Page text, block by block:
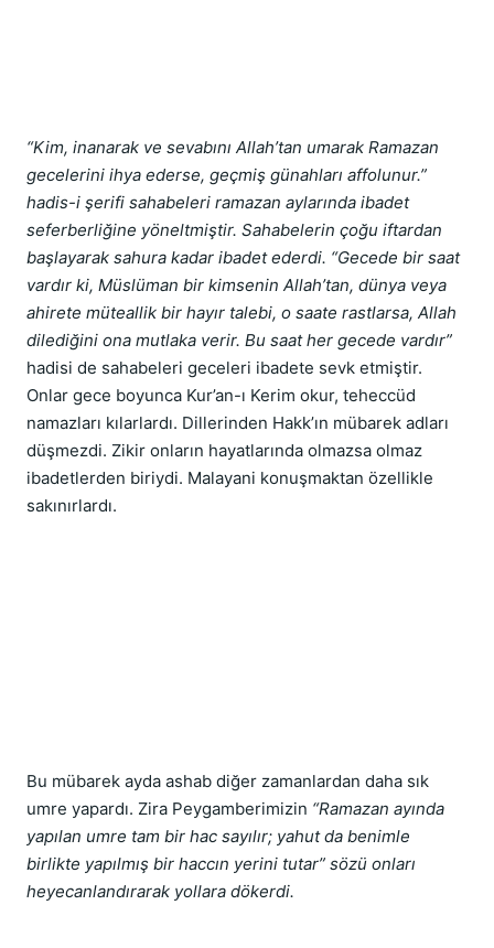
“Kim, inanarak ve sevabını Allah’tan umarak Ramazan
gecelerini ihya ederse, geçmiş günahları affolunur.”
hadis-i şerifi sahabeleri ramazan aylarında ibadet
seferberliğine yöneltmiştir. Sahabelerin çoğu iftardan
başlayarak sahura kadar ibadet ederdi. “Gecede bir saat
vardır ki, Müslüman bir kimsenin Allah’tan, dünya veya
ahirete müteallik bir hayır talebi, o saate rastlarsa, Allah
hadisi de sahabeleri geceleri ibadete sevk etmiştir.
Onlar gece boyunca Kur’an-ı Kerim okur, teheccüd
namazları kılarlardı. Dillerinden Hakk’ın mübarek adları
düşmezdi. Zikir onların hayatlarında olmazsa olmaz
ibadetlerden biriydi. Malayani konuşmaktan özellikle
sakınırlardı.
Bu mübarek ayda ashab diğer zamanlardan daha sık
umre yapardı. Zira Peygamberimizin “Ramazan ayında
yapılan umre tam bir hac sayılır; yahut da benimle
birlikte yapılmış bir haccın yerini tutar” sözü onları
heyecanlandırarak yollara dökerdi.